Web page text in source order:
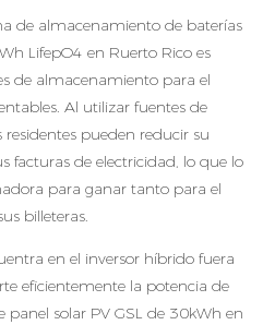
de almacenamiento de baterías
LifepO4 en Ruerto Rico es
de almacenamiento para el
Al utilizar fuentes de
pueden reducir su
facturas de electricidad, lo que lo
para ganar tanto para el
billeteras.
en el inversor híbrido fuera
eficientemente la potencia de
panel solar PV GSL de 30kWh en